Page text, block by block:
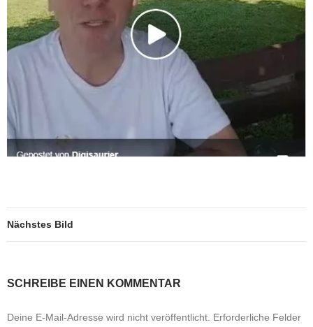
Nächstes Bild
SCHREIBE EINEN KOMMENTAR
Deine E-Mail-Adresse wird nicht veröffentlicht. Erforderliche Felder